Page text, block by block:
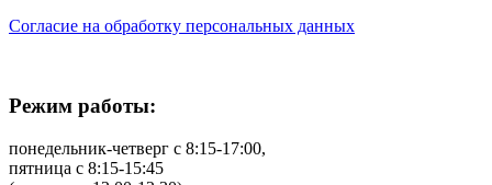
Согласие на обработку персональных данных
Режим работы:
понедельник-четверг с 8:15-17:00,
пятница с 8:15-15:45